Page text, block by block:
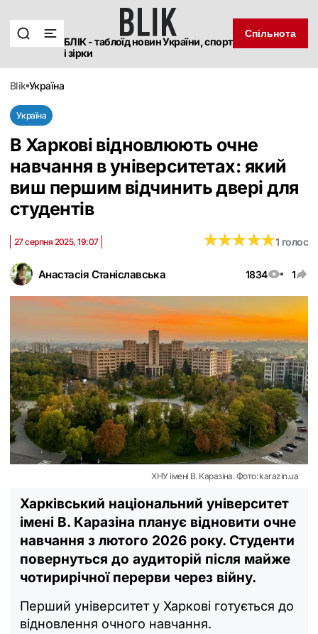
БЛІК - таблоїд новин України, спорт
і зірки
Спільнота
blik україна
Україна
В Харкові відновлюють очне
навчання в університетах: який
виш першим відчинить двері для
студентів
Анастасія Станіславська 1834 1
27 серпня 2025, 19:07 ★★★★★
★★★★★1 голос
ХНУ імені В. Каразіна. Фото: karazin.ua
Харківський національний університет
імені В. Каразіна планує відновити очне
навчання з лютого 2026 року. Студенти
повернуться до аудиторій після майже
чотирирічної перерви через війну.
Перший університет у Харкові готується до
відновлення очного навчання.